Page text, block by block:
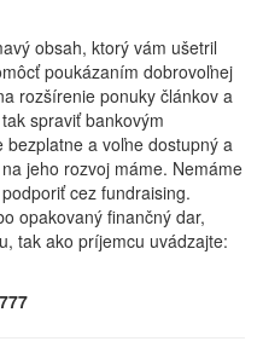
obsah, ktorý vám ušetril
poukázaním dobrovoľnej
rozšírenie ponuky článkov a
spraviť bankovým
a voľne dostupný a
jeho rozvoj máme. Nemáme
cez fundraising.
opakovaný finančný dar,
tak ako príjemcu uvádzajte: